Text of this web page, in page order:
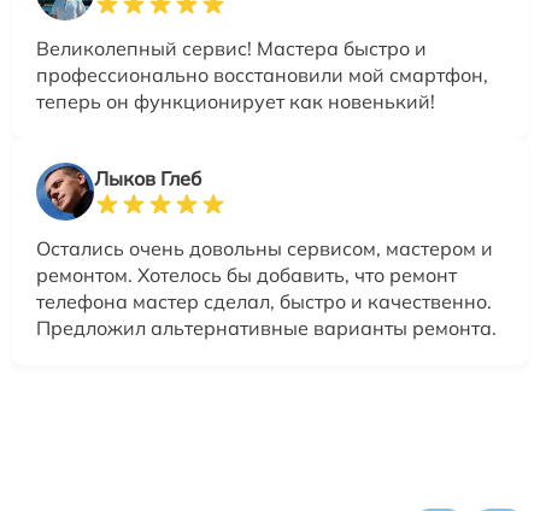
Великолепный сервис! Мастера быстро и
профессионально восстановили мой смартфон,
теперь он функционирует как новенький!
Лыков Глеб
Остались очень довольны сервисом, мастером и
ремонтом. Хотелось бы добавить, что ремонт
телефона мастер сделал, быстро и качественно.
Предложил альтернативные варианты ремонта.